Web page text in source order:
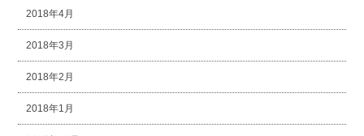
2018年4月
2018年3月
2018年2月
2018年1月